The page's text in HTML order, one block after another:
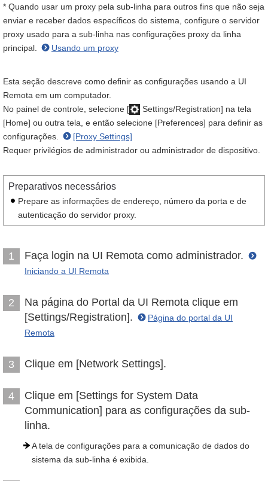
* Quando usar um proxy pela sub-linha para outros fins que não seja
enviar e receber dados específicos do sistema, configure o servidor
proxy usado para a sub-linha nas configurações proxy da linha
principal.
Usando um proxy
Esta seção descreve como definir as configurações usando a UI
Remota em um computador.
No painel de controle, selecione [
Settings/Registration] na tela
[Home] ou outra tela, e então selecione [Preferences] para definir as
configurações.
[Proxy Settings]
Requer privilégios de administrador ou administrador de dispositivo.
Preparativos necessários
Prepare as informações de endereço, número da porta e de
autenticação do servidor proxy.
1 Faça login na UI Remota como administrador.
Iniciando a UI Remota
2
Na página do Portal da UI Remota clique em
[Settings/Registration].
Página do portal da UI
Remota
3 Clique em [Network Settings].
4
Clique em [Settings for System Data
Communication] para as configurações da sub-
linha.
A tela de configurações para a comunicação de dados do
sistema da sub-linha é exibida.